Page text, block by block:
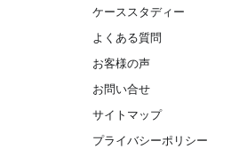
ケーススタディー
よくある質問
お客様の声
お問い合せ
サイトマップ
プライバシーポリシー